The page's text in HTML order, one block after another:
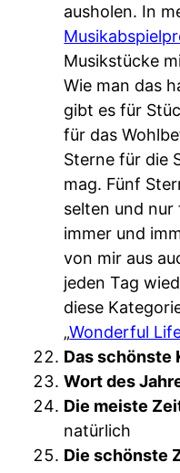
ausholen. In
Musikstücke
Wie man das
gibt es für
für das
Sterne für die
mag. Fünf
selten und nur
immer und
von mir aus
jeden Tag
diese
„Wonderful
Das schönste
Wort des
Die meiste
natürlich
Die schönste